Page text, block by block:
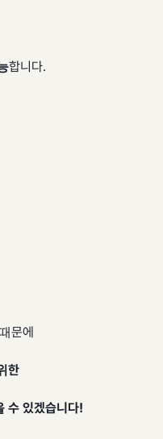
합니다.
문에
한
수 있겠습니다!